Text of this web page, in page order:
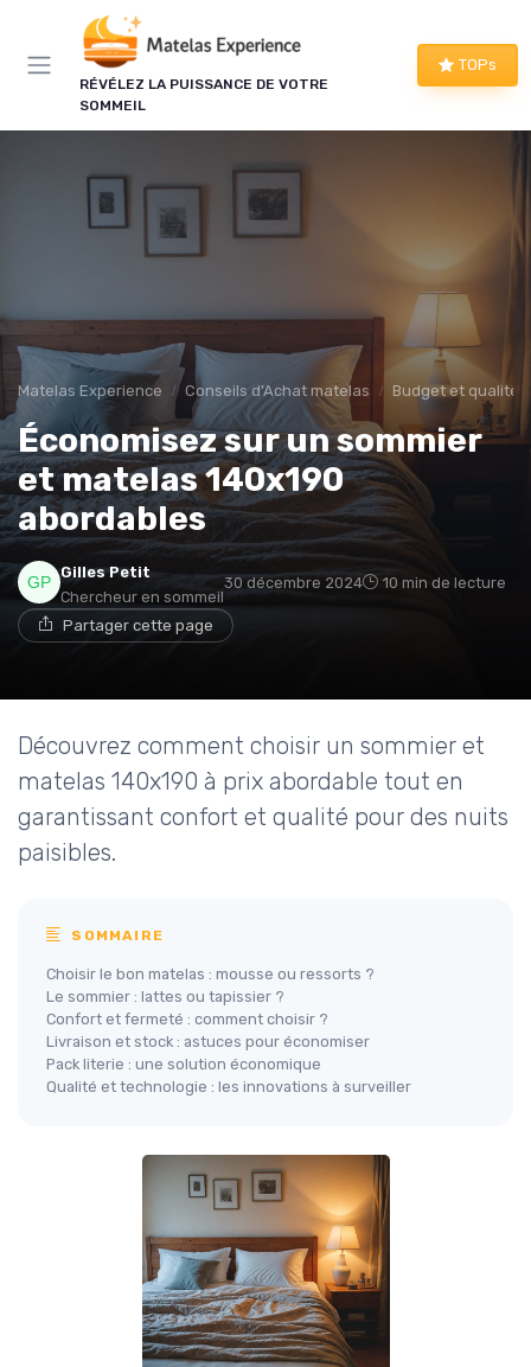
RÉVÉLEZ LA PUISSANCE DE VOTRE
SOMMEIL
TOPs
Matelas Experience Conseils d'Achat matelas Budget et qualité
Économisez sur un sommier
et matelas 140x190
abordables
Gilles Petit
Chercheur en sommeil
30 décembre 2024 10 min de lecture
Partager cette page
Découvrez comment choisir un sommier et
matelas 140x190 à prix abordable tout en
garantissant confort et qualité pour des nuits
paisibles.
SOMMAIRE
Choisir le bon matelas : mousse ou ressorts ?
Le sommier : lattes ou tapissier ?
Confort et fermeté : comment choisir ?
Livraison et stock : astuces pour économiser
Pack literie : une solution économique
Qualité et technologie : les innovations à surveiller
Panneau de gestion des cookies